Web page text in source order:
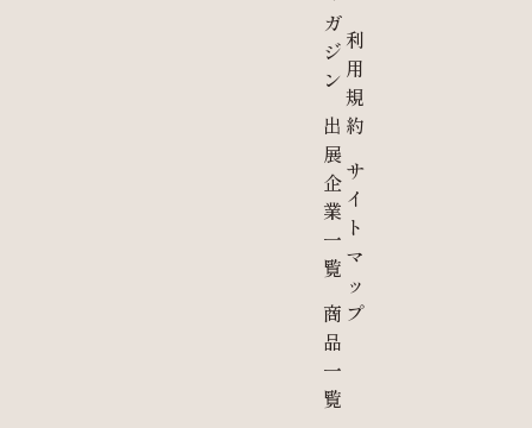
ガ
ジ
ン
出
展
企
業
一
覧
商
品
一
覧
利
用
規
約
サ
イ
ト
マ
ッ
プ